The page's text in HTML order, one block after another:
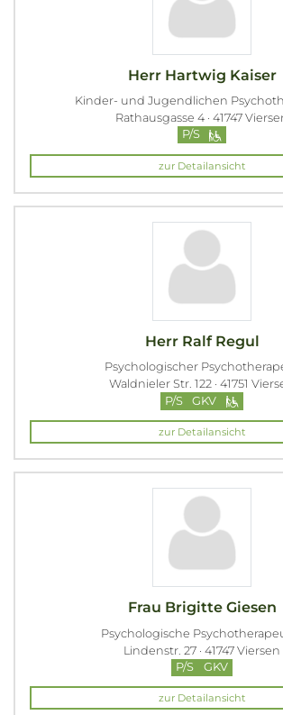
Herr Hartwig Kaiser
Kinder- und Jugendlichen
Rathausgasse 4 · 41747
P/S
zur Detailansicht
Herr Ralf Regul
Psychologischer
Waldnieler Str. 122 · 41751
P/S
GKV
zur Detailansicht
Frau Brigitte Giesen
Psychologische
Lindenstr. 27 · 41747 Viersen
P/S
GKV
zur Detailansicht